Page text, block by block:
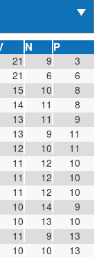
N P
21 9
3
21 6
6
15 10
8
14 11
8
13 11
9
13 9
11
12 10
11
11 12
10
11 12
10
11 12
10
10 14
9
10 13
10
11 9
13
10 10
13